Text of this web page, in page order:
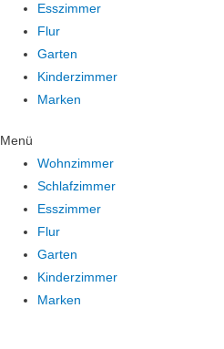
Esszimmer
Flur
Garten
Kinderzimmer
Marken
Menü
Wohnzimmer
Schlafzimmer
Esszimmer
Flur
Garten
Kinderzimmer
Marken